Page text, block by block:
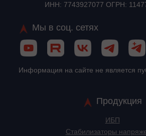
ИНН: 7743927077 ОГРН:
Мы в соц. сетях
Информация на сайте не является
Продукция
ИБП
Стабилизаторы